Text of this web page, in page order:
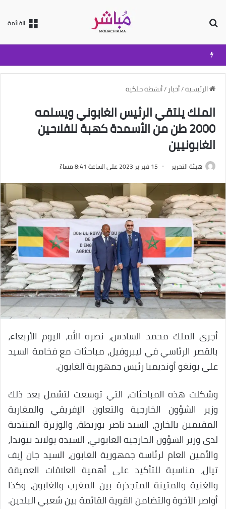
القائمة
الرئيسية/أخبار /أنشطة ملكية
الملك يلتقي الرئيس الغابوني ويسلمه
2000 طن من الأسمدة كهبة للفلاحين
الغابونيين
هيئة التحرير 15 فبراير 2023 على الساعة 8:41 مساءً
أجرى الملك محمد السادس، نصره الله، اليوم الأربعاء،
بالقصر الرئاسي في ليبروفيل، مباحثات مع فخامة السيد
علي بونغو أونديمبا رئيس جمهورية الغابون.
وشكلت هذه المباحثات، التي توسعت لتشمل بعد ذلك
وزير الشؤون الخارجية والتعاون الإفريقي والمغاربة
المقيمين بالخارج، السيد ناصر بوريطة، والوزيرة المنتدبة
لدى وزير الشؤون الخارجية الغابوني، السيدة يولاند نيوندا،
والأمين العام لرئاسة جمهورية الغابون، السيد جان إيف
تيال، مناسبة للتأكيد على أهمية العلاقات العميقة
والغنية والمتينة المتجذرة بين المغرب والغابون، وكذا
أواصر الأخوة والتضامن القوية القائمة بين شعبي البلدين.